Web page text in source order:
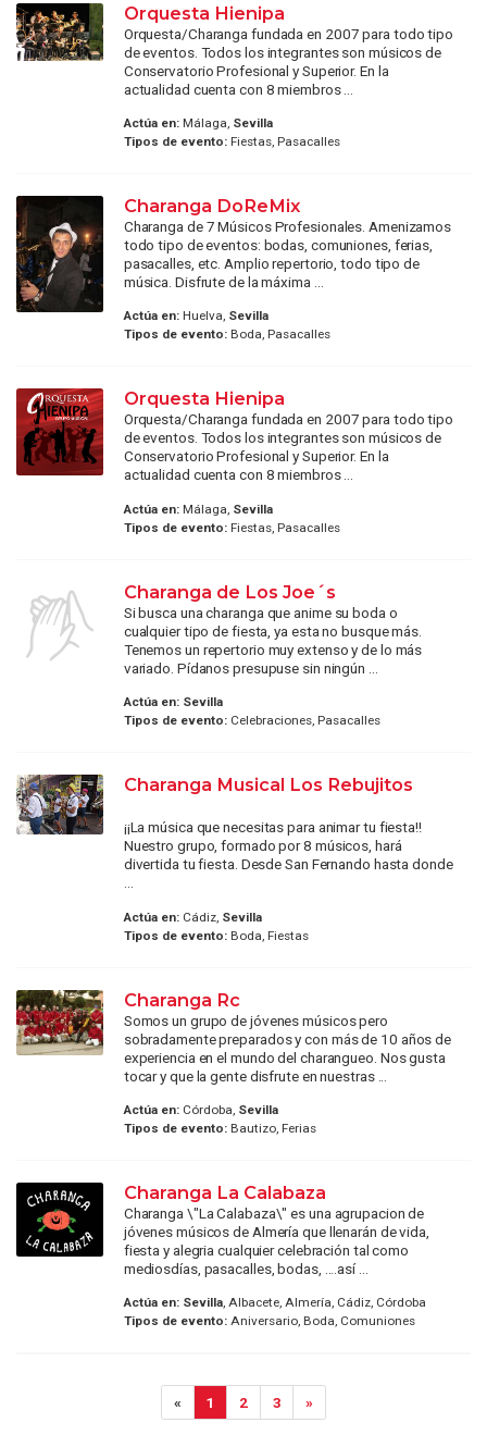
Orquesta Hienipa
Orquesta/Charanga fundada en 2007 para todo tipo
de eventos. Todos los integrantes son músicos de
Conservatorio Profesional y Superior. En la
actualidad cuenta con 8 miembros ...
Actúa en:Málaga, Sevilla
Tipos de evento:Fiestas, Pasacalles
Charanga DoReMix
Charanga de 7 Músicos Profesionales. Amenizamos
todo tipo de eventos: bodas, comuniones, ferias,
pasacalles, etc. Amplio repertorio, todo tipo de
música. Disfrute de la máxima ...
Actúa en:Huelva, Sevilla
Tipos de evento:Boda, Pasacalles
Orquesta Hienipa
Orquesta/Charanga fundada en 2007 para todo tipo
de eventos. Todos los integrantes son músicos de
Conservatorio Profesional y Superior. En la
actualidad cuenta con 8 miembros ...
Actúa en:Málaga, Sevilla
Tipos de evento:Fiestas, Pasacalles
Charanga de Los Joe´s
Si busca una charanga que anime su boda o
cualquier tipo de fiesta, ya esta no busque más.
Tenemos un repertorio muy extenso y de lo más
variado. Pídanos presupuse sin ningún ...
Actúa en: Sevilla
Tipos de evento:Celebraciones, Pasacalles
Charanga Musical Los Rebujitos
¡¡La música que necesitas para animar tu fiesta!!
Nuestro grupo, formado por 8 músicos, hará
divertida tu fiesta. Desde San Fernando hasta donde
Actúa en:Cádiz, Sevilla
Tipos de evento:Boda, Fiestas
Charanga Rc
Somos un grupo de jóvenes músicos pero
sobradamente preparados y con más de 10 años de
experiencia en el mundo del charangueo. Nos gusta
tocar y que la gente disfrute en nuestras ...
Actúa en:Córdoba, Sevilla
Tipos de evento:Bautizo, Ferias
Charanga La Calabaza
Charanga \"La Calabaza\" es una agrupacion de
jóvenes músicos de Almería que llenarán de vida,
fiesta y alegria cualquier celebración tal como
mediosdías, pasacalles, bodas, ....así ...
Actúa en: Sevilla, Albacete, Almería, Cádiz, Córdoba
Tipos de evento:Aniversario, Boda, Comuniones
« 1 2 3 »